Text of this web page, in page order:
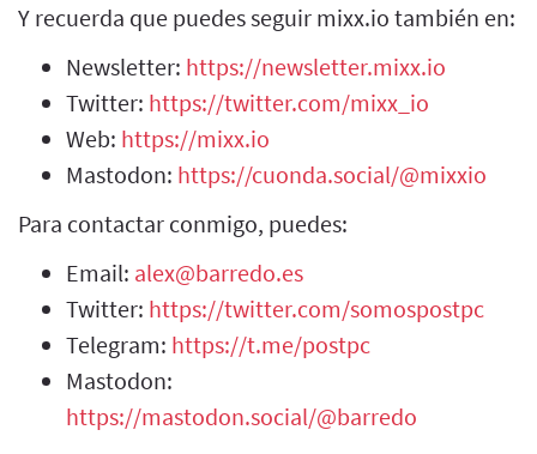
Y recuerda que puedes seguir mixx.io también en:
Newsletter: https://newsletter.mixx.io
Twitter: https://twitter.com/mixx_io
Web: https://mixx.io
Mastodon: https://cuonda.social/@mixxio
Para contactar conmigo, puedes:
Email: alex@barredo.es
Twitter: https://twitter.com/somospostpc
Telegram: https://t.me/postpc
Mastodon:
https://mastodon.social/@barredo